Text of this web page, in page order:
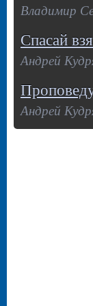
Владимир
Спасай
Андрей
Андрей